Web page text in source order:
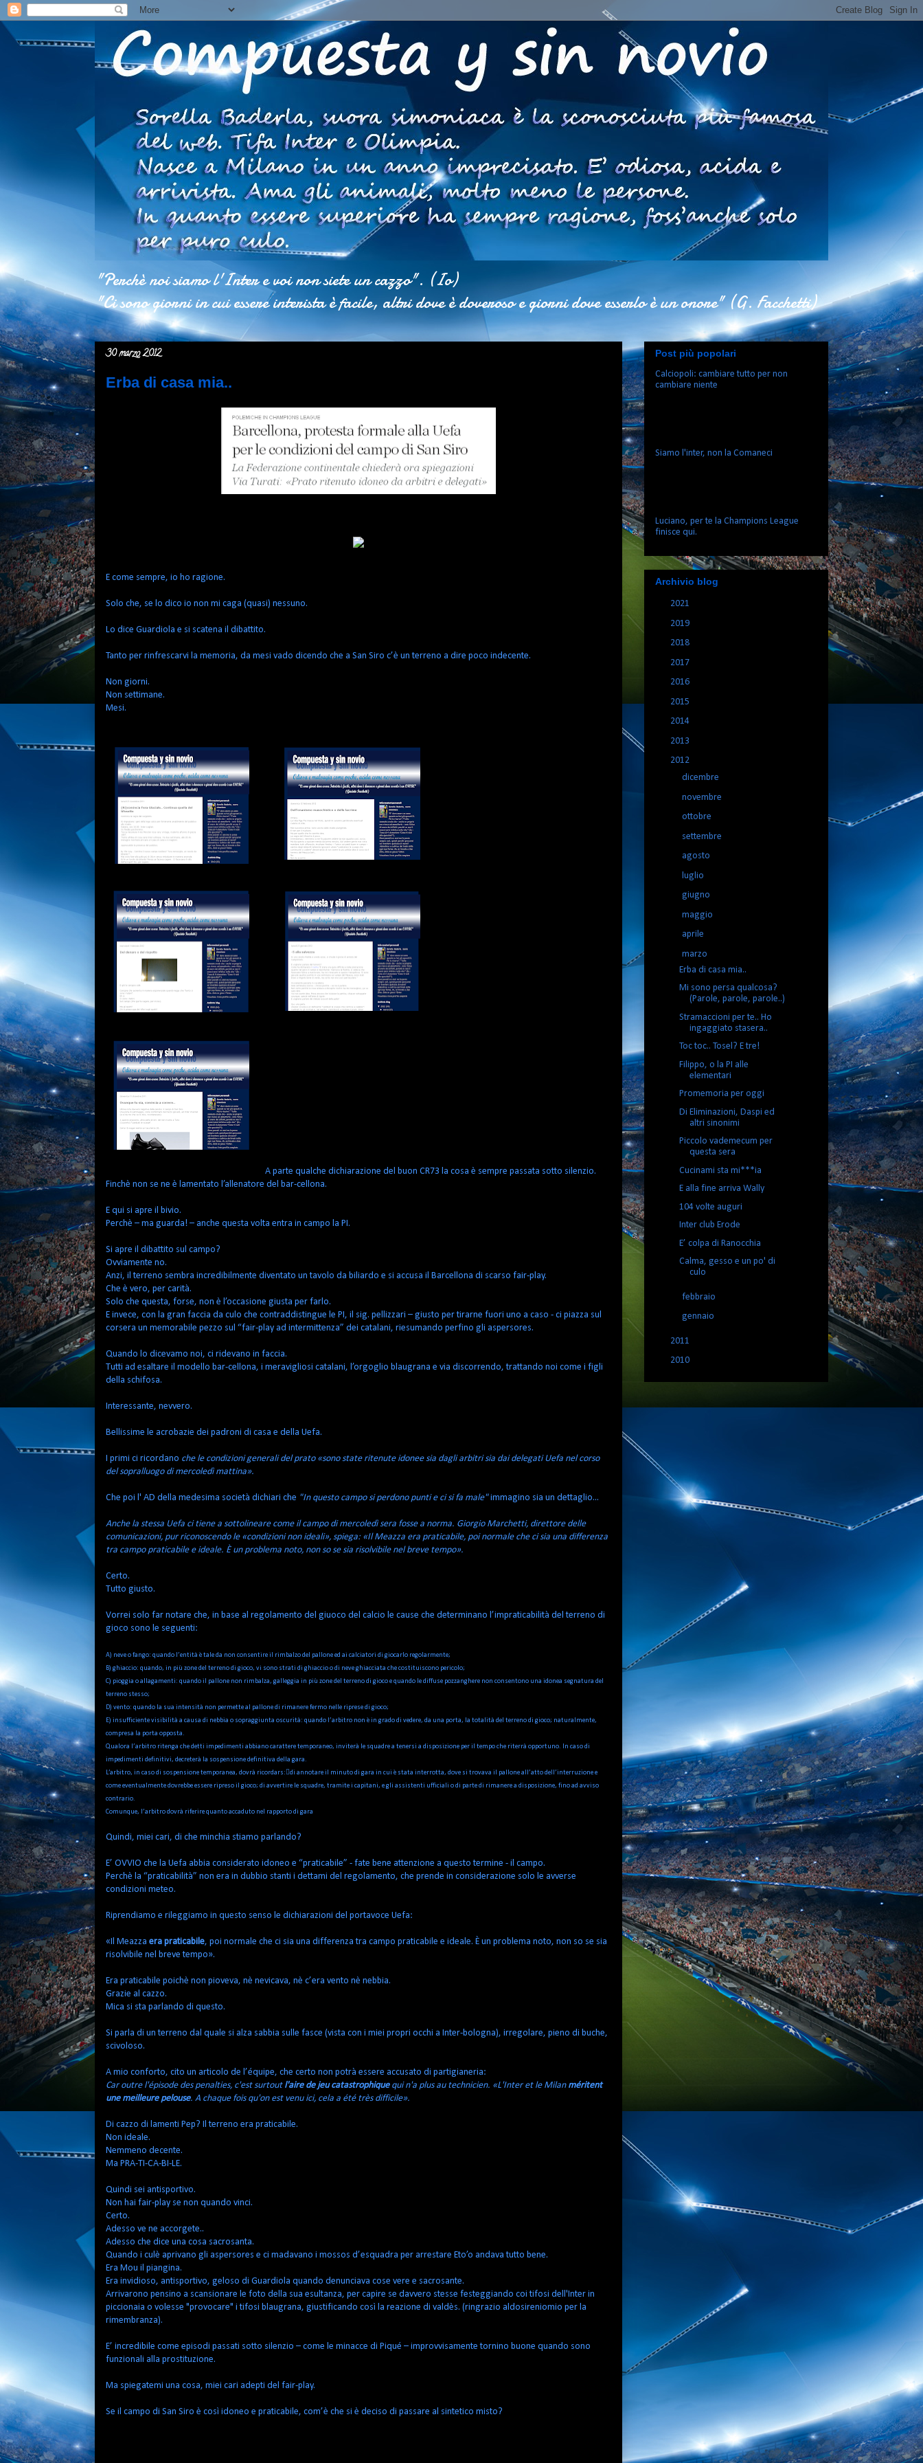
"Perchè noi siamo l'Inter e voi non siete un cazzo". (Io)
"Ci sono giorni in cui essere interista è facile, altri dove è doveroso e giorni dove esserlo è un onore" (G. Facchetti)
30 marzo 2012
Erba di casa mia..
E come sempre, io ho ragione.
Solo che, se lo dico io non mi caga (quasi) nessuno.
Lo dice Guardiola e si scatena il dibattito.
Tanto per rinfrescarvi la memoria, da mesi vado dicendo che a San Siro c’è un terreno a dire poco indecente.
Non giorni.
Non settimane.
Mesi.
A parte qualche dichiarazione del buon CR73 la cosa è sempre passata sotto silenzio.
Finchè non se ne è lamentato l’allenatore del bar-cellona.
E qui si apre il bivio.
Perchè – ma guarda! – anche questa volta entra in campo la PI.
Si apre il dibattito sul campo?
Ovviamente no.
Anzi, il terreno sembra incredibilmente diventato un tavolo da biliardo e si accusa il Barcellona di scarso fair-play.
Che è vero, per carità.
Solo che questa, forse, non è l’occasione giusta per farlo.
E invece, con la gran faccia da culo che contraddistingue le PI, il sig. pellizzari – giusto per tirarne fuori uno a caso - ci piazza sul
corsera un memorabile pezzo sul “fair-play ad intermittenza” dei catalani, riesumando perfino gli aspersores.
Quando lo dicevamo noi, ci ridevano in faccia.
Tutti ad esaltare il modello bar-cellona, i meravigliosi catalani, l’orgoglio blaugrana e via discorrendo, trattando noi come i figli
della schifosa.
Interessante, nevvero.
Bellissime le acrobazie dei padroni di casa e della Uefa.
I primi ci ricordano che le condizioni generali del prato «sono state ritenute idonee sia dagli arbitri sia dai delegati Uefa nel corso
del sopralluogo di mercoledì mattina».
Che poi l' AD della medesima società dichiari che "In questo campo si perdono punti e ci si fa male"immagino sia un dettaglio...
Anche la stessa Uefa ci tiene a sottolineare come il campo di mercoledì sera fosse a norma. Giorgio Marchetti, direttore delle
comunicazioni, pur riconoscendo le «condizioni non ideali», spiega: «Il Meazza era praticabile, poi normale che ci sia una differenza
tra campo praticabile e ideale. È un problema noto, non so se sia risolvibile nel breve tempo».
Certo.
Tutto giusto.
Vorrei solo far notare che, in base al regolamento del giuoco del calcio le cause che determinano l’impraticabilità del terreno di
gioco sono le seguenti:
A) neve o fango: quando l’entità è tale da non consentire il rimbalzo del pallone ed ai calciatori di giocarlo regolarmente;
B) ghiaccio: quando, in più zone del terreno di gioco, vi sono strati di ghiaccio o di neve ghiacciata che costituiscono pericolo;
C) pioggia o allagamenti: quando il pallone non rimbalza, galleggia in più zone del terreno di gioco e quando le diffuse pozzanghere non consentono una idonea segnatura del
terreno stesso;
D) vento: quando la sua intensità non permette al pallone di rimanere fermo nelle riprese di gioco;
E) insufficiente visibilità a causa di nebbia o sopraggiunta oscurità: quando l’arbitro non è in grado di vedere, da una porta, la totalità del terreno di gioco; naturalmente,
compresa la porta opposta.
Qualora l’arbitro ritenga che detti impedimenti abbiano carattere temporaneo, inviterà le squadre a tenersi a disposizione per il tempo che riterrà opportuno. In caso di
impedimenti definitivi, decreterà la sospensione definitiva della gara.
L’arbitro, in caso di sospensione temporanea, dovrà ricordars:di annotare il minuto di gara in cui è stata interrotta, dove si trovava il pallone all’atto dell’interruzione e
come eventualmente dovrebbe essere ripreso il gioco; di avvertire le squadre, tramite i capitani, e gli assistenti ufficiali o di parte di rimanere a disposizione, fino ad avviso
contrario.
Comunque, l’arbitro dovrà riferire quanto accaduto nel rapporto di gara
Quindi, miei cari, di che minchia stiamo parlando?
E’ OVVIO che la Uefa abbia considerato idoneo e “praticabile” - fate bene attenzione a questo termine - il campo.
Perchè la “praticabilità” non era in dubbio stanti i dettami del regolamento, che prende in considerazione solo le avverse
condizioni meteo.
Riprendiamo e rileggiamo in questo senso le dichiarazioni del portavoce Uefa:
«Il Meazza era praticabile, poi normale che ci sia una differenza tra campo praticabile e ideale. È un problema noto, non so se sia
risolvibile nel breve tempo».
Era praticabile poichè non pioveva, nè nevicava, nè c’era vento nè nebbia.
Grazie al cazzo.
Mica si sta parlando di questo.
Si parla di un terreno dal quale si alza sabbia sulle fasce (vista con i miei propri occhi a Inter-bologna), irregolare, pieno di buche,
scivoloso.
A mio conforto, cito un articolo de l’équipe, che certo non potrà essere accusato di partigianeria:
Car outre l'épisode des penalties, c'est surtout l'aire de jeu catastrophiquequi n'a plus au technicien. «L'Inter et le Milan méritent
une meilleure pelouse. A chaque fois qu'on est venu ici, cela a été très difficile».
Di cazzo di lamenti Pep? Il terreno era praticabile.
Non ideale.
Nemmeno decente.
Ma PRA-TI-CA-BI-LE.
Quindi sei antisportivo.
Non hai fair-play se non quando vinci.
Certo.
Adesso ve ne accorgete..
Adesso che dice una cosa sacrosanta.
Quando i culè aprivano gli aspersores e ci madavano i mossos d’esquadra per arrestare Eto’o andava tutto bene.
Era Mou il piangina.
Era invidioso, antisportivo, geloso di Guardiola quando denunciava cose vere e sacrosante.
Arrivarono pensino a scansionare le foto della sua esultanza, per capire se davvero stesse festeggiando coi tifosi dell'Inter in
piccionaia o volesse "provocare" i tifosi blaugrana, giustificando così la reazione di valdès. (ringrazio aldosireniomio per la
rimembranza).
E’ incredibile come episodi passati sotto silenzio – come le minacce di Piqué – improvvisamente tornino buone quando sono
funzionali alla prostituzione.
Ma spiegatemi una cosa, miei cari adepti del fair-play.
Se il campo di San Siro è così idoneo e praticabile, com’è che si è deciso di passare al sintetico misto?
Post più popolari
Calciopoli: cambiare tutto per non
cambiare niente
Siamo l'inter, non la Comaneci
Luciano, per te la Champions League
finisce qui.
Archivio blog
2021
2019
2018
2017
2016
2015
2014
2013
2012
dicembre
novembre
ottobre
settembre
agosto
luglio
giugno
maggio
aprile
marzo
Erba di casa mia..
Mi sono persa qualcosa?
(Parole, parole, parole..)
Stramaccioni per te.. Ho
ingaggiato stasera..
Toc toc.. Tosel? E tre!
Filippo, o la PI alle
elementari
Promemoria per oggi
Di Eliminazioni, Daspi ed
altri sinonimi
Piccolo vademecum per
questa sera
Cucinami sta mi***ia
E alla fine arriva Wally
104 volte auguri
Inter club Erode
E’ colpa di Ranocchia
Calma, gesso e un po' di
culo
febbraio
gennaio
2011
2010